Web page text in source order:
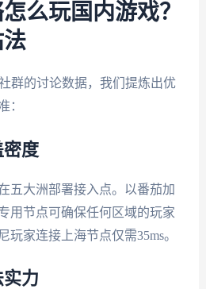
么玩国内游戏？
群的讨论数据，我们提炼出优
：
密度
五大洲部署接入点。以番茄加
用节点可确保任何区域的玩家
玩家连接上海节点仅需35ms。
实力